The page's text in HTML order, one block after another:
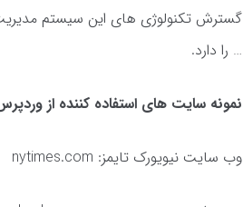
گسترش تکنولوژی های این سیستم
… را دارد.
نمونه سایت های استفاده کننده از
وب سایت نیویورک تایمز: nytimes.com